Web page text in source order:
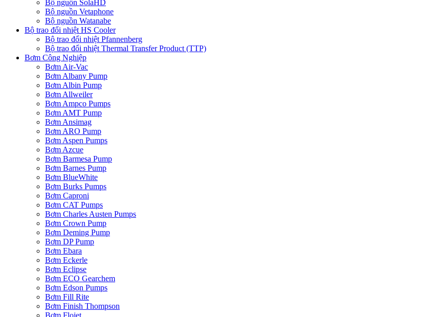
Bộ nguồn SolaHD
Bộ nguồn Vetaphone
Bộ nguồn Watanabe
Bộ trao đổi nhiệt HS Cooler
Bộ trao đổi nhiệt Pfannenberg
Bộ trao đổi nhiệt Thermal Transfer Product (TTP)
Bơm Công Nghiệp
Bơm Air-Vac
Bơm Albany Pump
Bơm Albin Pump
Bơm Allweiler
Bơm Ampco Pumps
Bơm AMT Pump
Bơm Ansimag
Bơm ARO Pump
Bơm Aspen Pumps
Bơm Azcue
Bơm Barmesa Pump
Bơm Barnes Pump
Bơm BlueWhite
Bơm Burks Pumps
Bơm Caproni
Bơm CAT Pumps
Bơm Charles Austen Pumps
Bơm Crown Pump
Bơm Deming Pump
Bơm DP Pump
Bơm Ebara
Bơm Eckerle
Bơm Eclipse
Bơm ECO Gearchem
Bơm Edson Pumps
Bơm Fill Rite
Bơm Finish Thompson
Bơm Flojet